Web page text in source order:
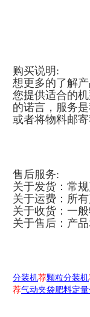
购买说明:
想更多的了解
您提供适合的
的诺言，服务
或者将物料邮
售后服务:
关于发货：常
关于运费：所
关于收货：一
关于售后：产
分装机荐颗粒分装机
荐气动夹袋肥料定